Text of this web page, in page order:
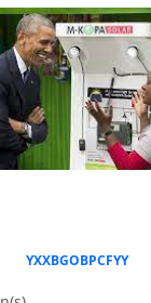
YXXBGOBPCFYY